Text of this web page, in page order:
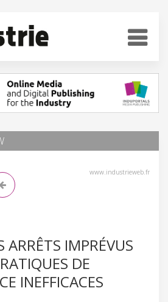
www.industrieweb.fr
ARRÊTS IMPRÉVUS
DE
INEFFICACES